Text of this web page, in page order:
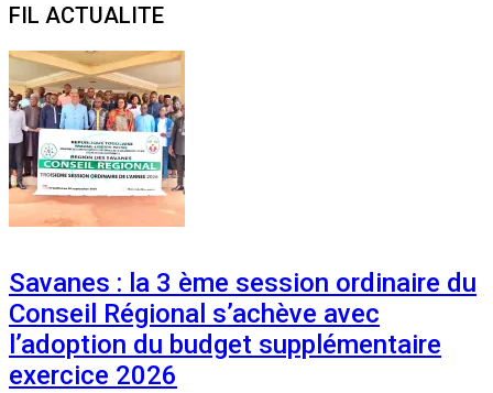
FIL ACTUALITE
Savanes : la 3 ème session ordinaire du
Conseil Régional s’achève avec
l’adoption du budget supplémentaire
exercice 2026